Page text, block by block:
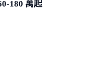
180 萬起